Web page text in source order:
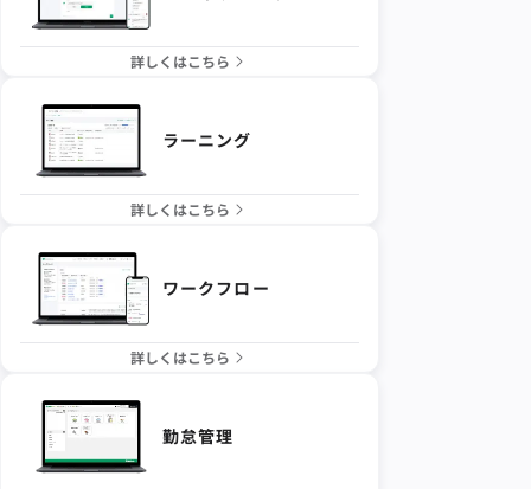
詳しくはこちら
ラーニング
詳しくはこちら
ワークフロー
詳しくはこちら
勤怠管理